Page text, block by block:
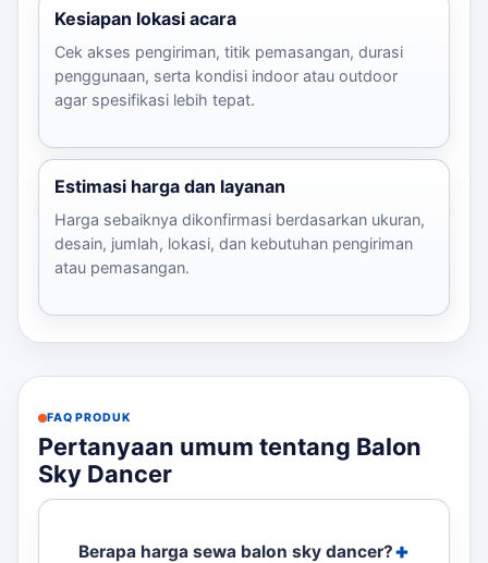
Kesiapan lokasi acara
Cek akses pengiriman, titik pemasangan, durasi
penggunaan, serta kondisi indoor atau outdoor
agar spesifikasi lebih tepat.
Estimasi harga dan layanan
Harga sebaiknya dikonfirmasi berdasarkan ukuran,
desain, jumlah, lokasi, dan kebutuhan pengiriman
atau pemasangan.
FAQ PRODUK
Pertanyaan umum tentang Balon
Sky Dancer
Berapa harga sewa balon sky dancer?